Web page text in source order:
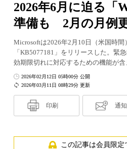
2026年6月に迫る「
準備も 2月の月例
Microsoftは2026年2月10日（米国時
「KB5077181」をリリースした。緊
効期限切れに対応するための機能が
2026年03月11日 08時29分 更新
2026年02月12日 05時00分 公開
印刷 通知
この記事は会員限定